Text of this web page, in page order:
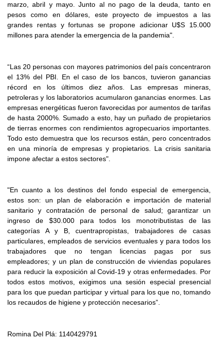
marzo, abril y mayo. Junto al no pago de la deuda, tanto en
pesos como en dólares, este proyecto de impuestos a las
grandes rentas y fortunas se propone adicionar U$S 15.000
millones para atender la emergencia de la pandemia".
“Las 20 personas con mayores patrimonios del país concentraron
el 13% del PBI. En el caso de los bancos, tuvieron ganancias
récord en los últimos diez años. Las empresas mineras,
petroleras y los laboratorios acumularon ganancias enormes. Las
empresas energéticas fueron favorecidas por aumentos de tarifas
de hasta 2000%. Sumado a esto, hay un puñado de propietarios
de tierras enormes con rendimientos agropecuarios importantes.
Todo esto demuestra que los recursos están, pero concentrados
en una minoría de empresas y propietarios. La crisis sanitaria
impone afectar a estos sectores".
"En cuanto a los destinos del fondo especial de emergencia,
estos son: un plan de elaboración e importación de material
sanitario y contratación de personal de salud; garantizar un
ingreso de $30.000 para todos los monotributistas de las
categorías A y B, cuentrapropistas, trabajadores de casas
particulares, empleados de servicios eventuales y para todos los
trabajadores que no tengan licencias pagas por sus
empleadores; y un plan de construcción de viviendas populares
para reducir la exposición al Covid-19 y otras enfermedades. Por
todos estos motivos, exigimos una sesión especial presencial
para los que puedan participar y virtual para los que no, tomando
los recaudos de higiene y protección necesarios”.
Romina Del Plá: 1140429791